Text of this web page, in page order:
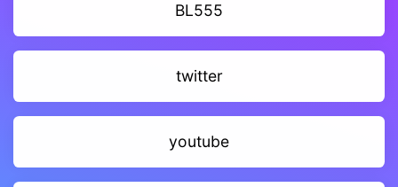
BL555
twitter
youtube